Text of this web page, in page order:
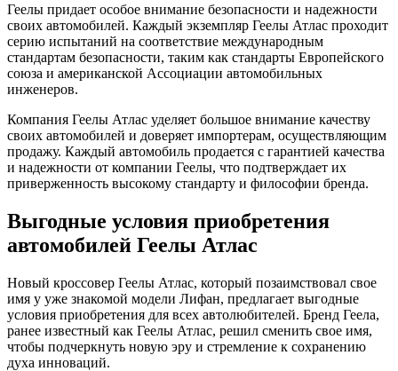
Геелы придает особое внимание безопасности и надежности
своих автомобилей. Каждый экземпляр Геелы Атлас проходит
серию испытаний на соответствие международным
стандартам безопасности, таким как стандарты Европейского
союза и американской Ассоциации автомобильных
инженеров.
Компания Геелы Атлас уделяет большое внимание качеству
своих автомобилей и доверяет импортерам, осуществляющим
продажу. Каждый автомобиль продается с гарантией качества
и надежности от компании Геелы, что подтверждает их
приверженность высокому стандарту и философии бренда.
Выгодные условия приобретения
автомобилей Геелы Атлас
Новый кроссовер Геелы Атлас, который позаимствовал свое
имя у уже знакомой модели Лифан, предлагает выгодные
условия приобретения для всех автолюбителей. Бренд Геела,
ранее известный как Геелы Атлас, решил сменить свое имя,
чтобы подчеркнуть новую эру и стремление к сохранению
духа инноваций.